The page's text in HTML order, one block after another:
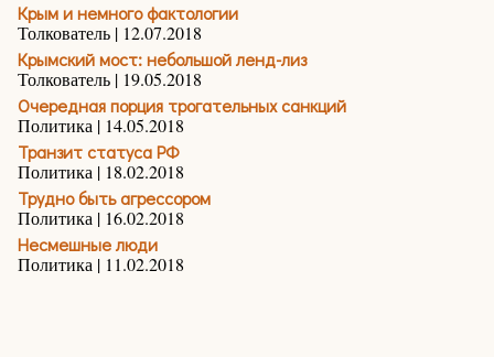
Крым и немного фактологии
Толкователь | 12.07.2018
Крымский мост: небольшой ленд-лиз
Толкователь | 19.05.2018
Очередная порция трогательных санкций
Политика | 14.05.2018
Транзит статуса РФ
Политика | 18.02.2018
Трудно быть агрессором
Политика | 16.02.2018
Несмешные люди
Политика | 11.02.2018